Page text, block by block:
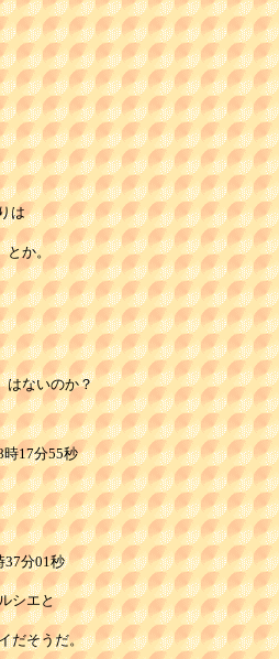
は
とか。
はないのか？
17分55秒
分01秒
シエと
だそうだ。